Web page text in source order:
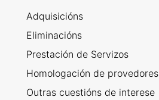
Adquisicións
Eliminacións
Prestación de Servizos
Homologación de provedores
Outras cuestións de interese